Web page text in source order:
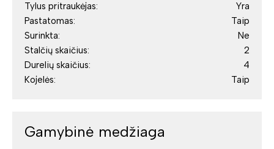
Tylus pritraukėjas:
Yra
Pastatomas:
Taip
Surinkta:
Ne
Stalčių skaičius:
2
Durelių skaičius:
4
Kojelės:
Taip
Gamybinė medžiaga